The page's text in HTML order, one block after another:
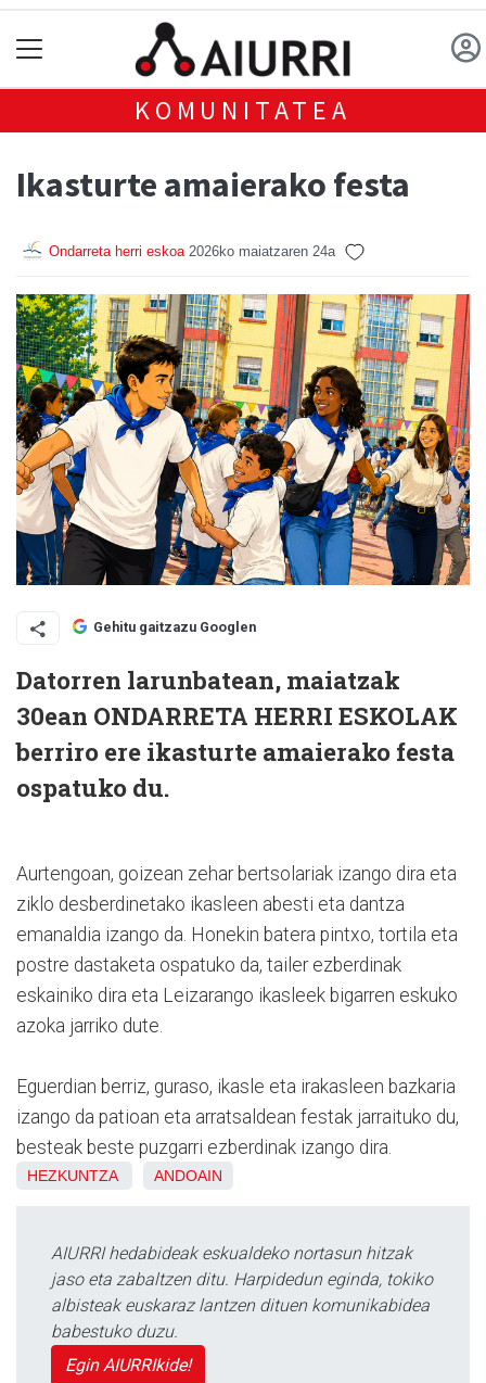
KOMUNITATEA
Ikasturte amaierako festa
Ondarreta herri eskoa 2026ko maiatzaren 24a
Gehitu gaitzazu Googlen
Datorren larunbatean, maiatzak
30ean ONDARRETA HERRI ESKOLAK
berriro ere ikasturte amaierako festa
ospatuko du.
Aurtengoan, goizean zehar bertsolariak izango dira eta
ziklo desberdinetako ikasleen abesti eta dantza
emanaldia izango da. Honekin batera pintxo, tortila eta
postre dastaketa ospatuko da, tailer ezberdinak
eskainiko dira eta Leizarango ikasleek bigarren eskuko
azoka jarriko dute.
Eguerdian berriz, guraso, ikasle eta irakasleen bazkaria
izango da patioan eta arratsaldean festak jarraituko du,
besteak beste puzgarri ezberdinak izango dira.
HEZKUNTZA ANDOAIN
AIURRI hedabideak eskualdeko nortasun hitzak
jaso eta zabaltzen ditu. Harpidedun eginda, tokiko
albisteak euskaraz lantzen dituen komunikabidea
babestuko duzu.
Egin AIURRIkide!